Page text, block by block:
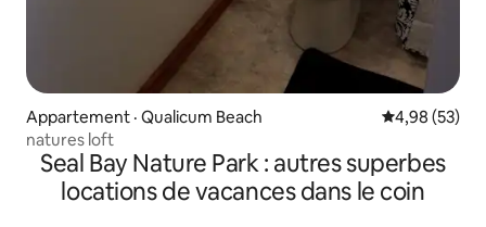
Appartement · Qualicum Beach Note
4,98 (53)
natures loft
Seal Bay Nature Park : autres superbes
locations de vacances dans le coin